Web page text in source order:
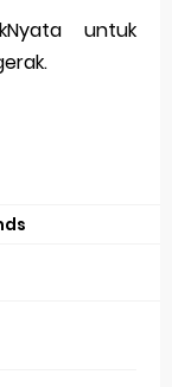
untuk